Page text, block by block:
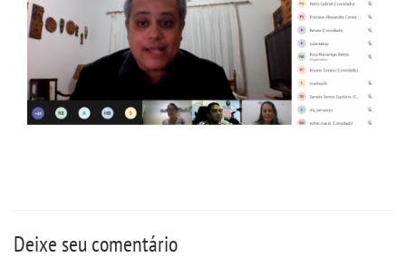
Deixe seu comentário